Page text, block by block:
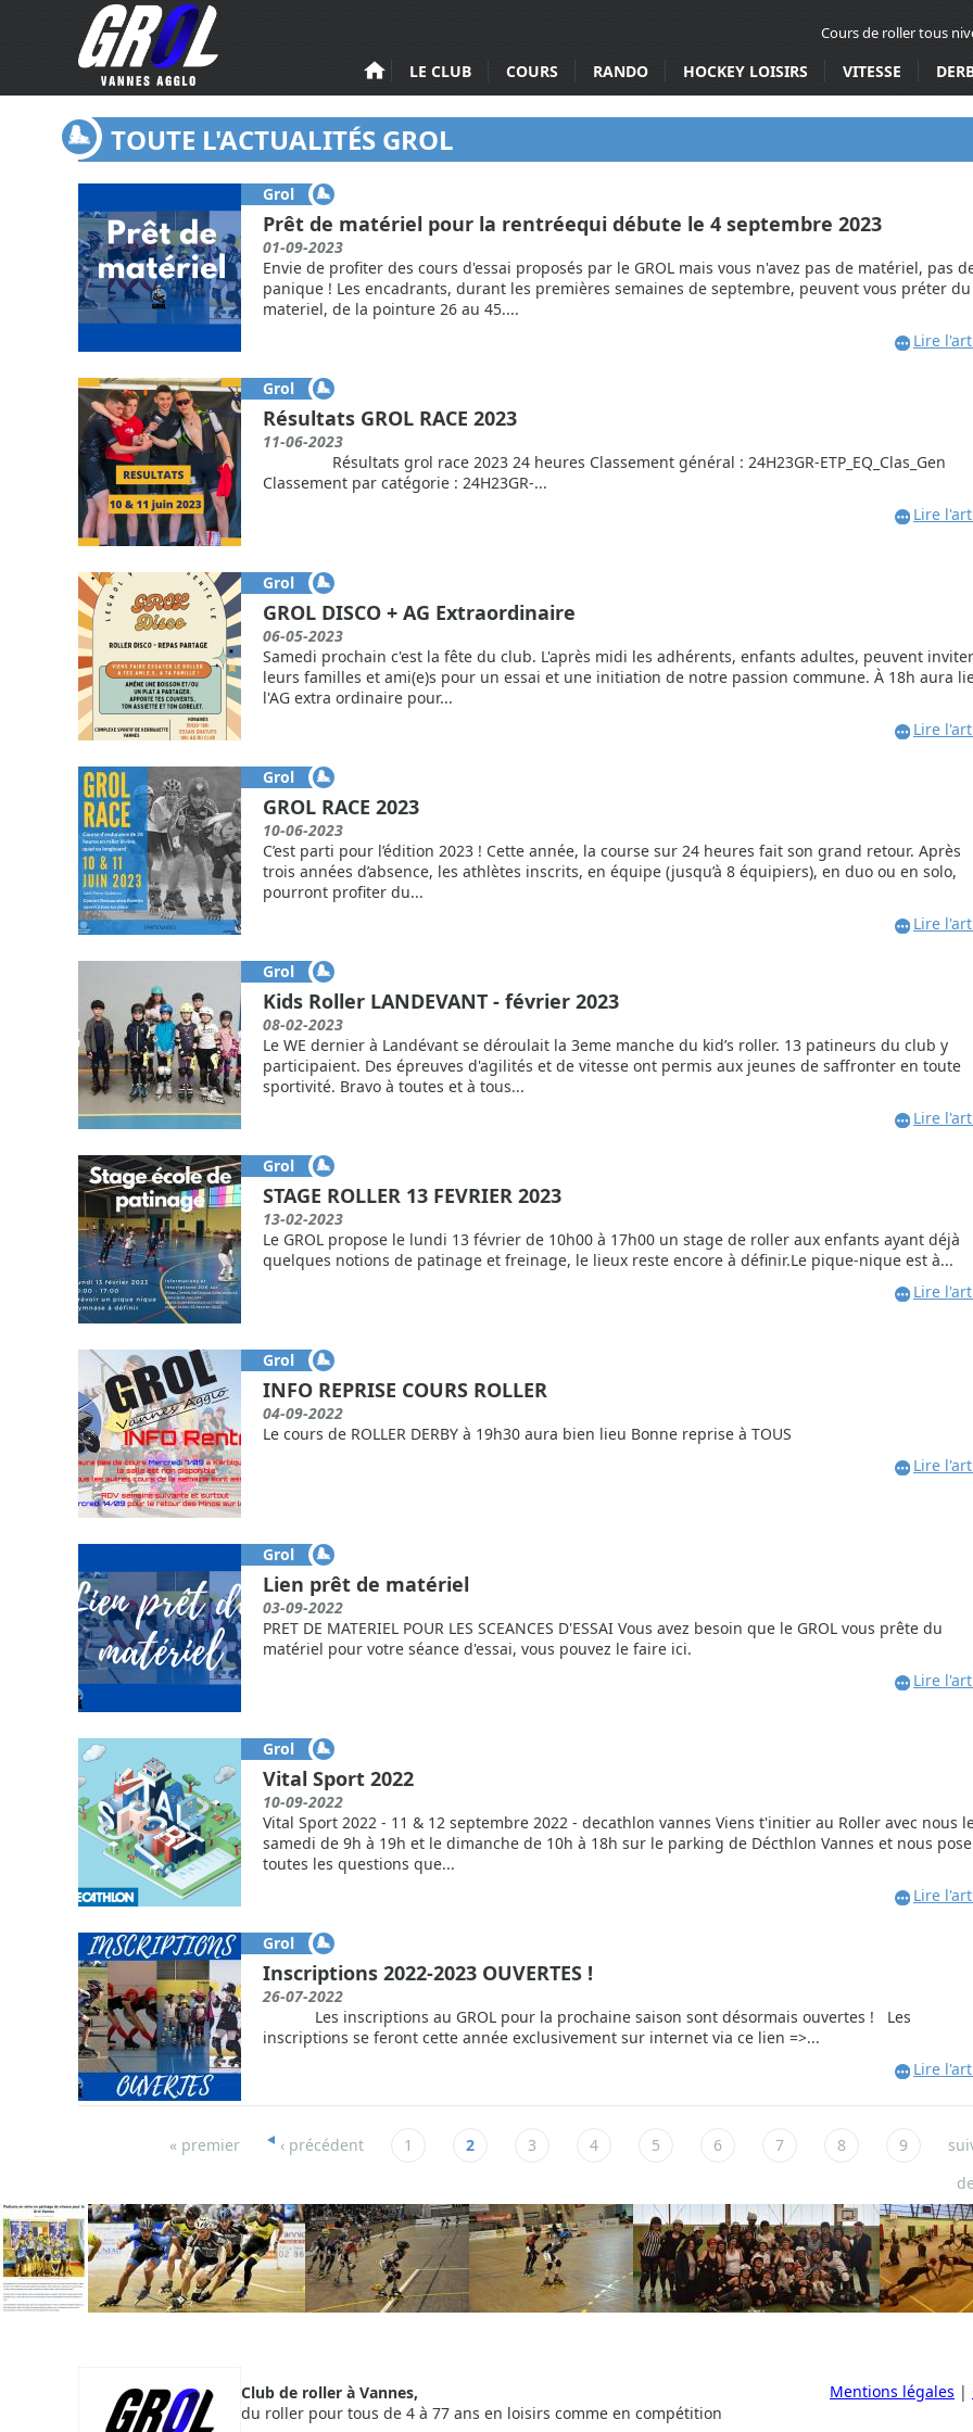
Aller au contenu principal
Cours de roller tous
LE CLUB COURS RANDO HOCKEY LOISIRS VITESSE
TOUTE L'ACTUALITÉS GROL
Grol
Prêt de matériel pour la rentréequi débute le 4 septembre 2023
01-09-2023
Envie de profiter des cours d'essai proposés par le GROL mais vous n'avez pas de matériel, pas
panique ! Les encadrants, durant les premières semaines de septembre, peuvent vous préter du
materiel, de la pointure 26 au 45....
Lire
Grol
Résultats GROL RACE 2023
11-06-2023
Résultats grol race 2023 24 heures Classement général : 24H23GR-ETP_EQ_Clas_Gen
Classement par catégorie : 24H23GR-...
Lire
Grol
GROL DISCO + AG Extraordinaire
06-05-2023
Samedi prochain c'est la fête du club. L'après midi les adhérents, enfants adultes, peuvent inviter
leurs familles et ami(e)s pour un essai et une initiation de notre passion commune. À 18h aura
l'AG extra ordinaire pour...
Lire
Grol
GROL RACE 2023
10-06-2023
C’est parti pour l’édition 2023 ! Cette année, la course sur 24 heures fait son grand retour. Après
trois années d’absence, les athlètes inscrits, en équipe (jusqu’à 8 équipiers), en duo ou en solo,
pourront profiter du...
Lire
Grol
Kids Roller LANDEVANT - février 2023
08-02-2023
Le WE dernier à Landévant se déroulait la 3eme manche du kid’s roller. 13 patineurs du club y
participaient. Des épreuves d'agilités et de vitesse ont permis aux jeunes de saffronter en toute
sportivité. Bravo à toutes et à tous...
Lire
Grol
STAGE ROLLER 13 FEVRIER 2023
13-02-2023
Le GROL propose le lundi 13 février de 10h00 à 17h00 un stage de roller aux enfants ayant déjà
quelques notions de patinage et freinage, le lieux reste encore à définir.Le pique-nique est à...
Lire
Grol
INFO REPRISE COURS ROLLER
04-09-2022
Le cours de ROLLER DERBY à 19h30 aura bien lieu Bonne reprise à TOUS
Lire
Grol
Lien prêt de matériel
03-09-2022
PRET DE MATERIEL POUR LES SCEANCES D'ESSAI Vous avez besoin que le GROL vous prête du
matériel pour votre séance d'essai, vous pouvez le faire ici.
Lire
Grol
Vital Sport 2022
10-09-2022
Vital Sport 2022 - 11 & 12 septembre 2022 - decathlon vannes Viens t'initier au Roller avec nous
samedi de 9h à 19h et le dimanche de 10h à 18h sur le parking de Décthlon Vannes et nous
toutes les questions que...
Lire
Grol
Inscriptions 2022-2023 OUVERTES !
26-07-2022
Les inscriptions au GROL pour la prochaine saison sont désormais ouvertes ! Les
inscriptions se feront cette année exclusivement sur internet via ce lien =>...
Lire
PAGES
« premier ‹ précédent 1 2 3 4 5 6 7 8 9
Club de roller à Vannes,
du roller pour tous de 4 à 77 ans en loisirs comme en compétition
Mentions légales |